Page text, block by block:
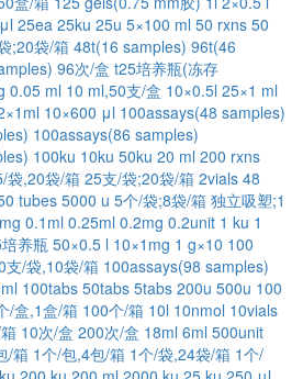
25ea 25ku 25u 5×100 ml 50 rxns 50
;20袋/箱 48t(16 samples) 96t(46
96次/盒 t25培养瓶(冻存
0.05 ml 10 ml,50支/盒 10×0.5l 25×1 ml
10×600 μl 100assays(48 samples)
100assays(86 samples)
100ku 10ku 50ku 20 ml 200 rxns
袋,20袋/箱 25支/袋;20袋/箱 2vials 48
tubes5000 u 5个/袋;8袋/箱 独立吸塑;1
0.1ml 0.25ml 0.2mg 0.2unit 1 ku 1
养瓶 50×0.5 l 10×1mg 1 g×10 100
支/袋,10袋/箱 100assays(98 samples)
100tabs 50tabs 5tabs 200u 500u 100
/盒,1盒/箱 100个/箱 10l 10nmol 10vials
10次/盒 200次/盒 18ml 6ml 500unit
/箱 1个/包,4包/箱 1个/袋,24袋/箱 1个/